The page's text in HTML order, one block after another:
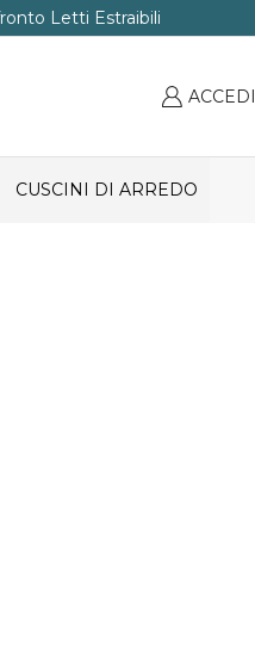
Letti Estraibili
ACCEDI
CUSCINI DI ARREDO